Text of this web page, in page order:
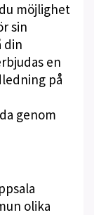
möjlighet
sin
din
en
på
genom
olika